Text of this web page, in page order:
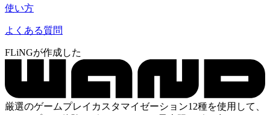
使い方
よくある質問
FLiNGが作成した
厳選のゲームプレイカスタマイゼーション12種を使用して、